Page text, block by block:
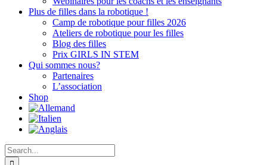
Plus de filles dans la robotique !
Camp de robotique pour filles 2026
Ateliers de robotique pour les filles
Blog des filles
Prix GIRLS IN STEM
Qui sommes nous?
Partenaires
L’association
Shop
Search
for: